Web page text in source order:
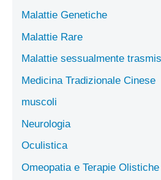
Malattie Genetiche
Malattie Rare
Malattie sessualmente
Medicina Tradizionale Cinese
muscoli
Neurologia
Oculistica
Omeopatia e Terapie Olistiche